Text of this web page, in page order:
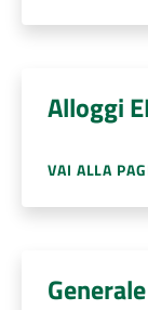
Alloggi
VAI ALLA
Generale